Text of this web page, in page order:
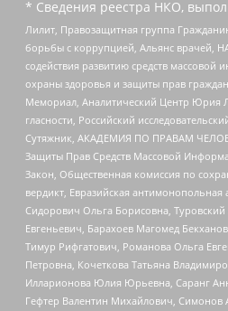
* Сведения реестра НКО,
Лилит, Правозащитная группа
борьбы с коррупцией, Альянс врачей,
содействия развитию средств
охраны здоровья и защиты прав
Мемориал, Аналитический Центр Юрия
гласности, Российский
Сутяжник, АКАДЕМИЯ ПО ПРАВАМ
Защиты Прав Средств Массовой
Закон, Общественная комиссия по
вердикт, Евразийская
Сидорович Ольга Борисовна,
Евгеньевич, Барахоев Магомед
Тимур Рифгатович, Романова Ольга
Петровна, Кочеткова Татьяна
Илларионова Юлия Юрьевна, Саранг
Гефтер Валентин Михайлович, Симонов